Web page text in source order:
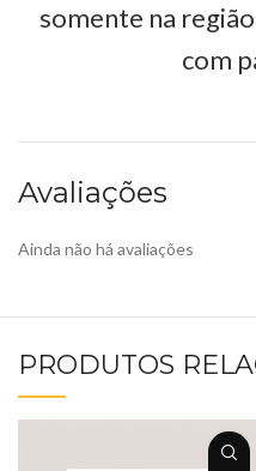
somente na
com
Avaliações
Ainda não há avaliações
PRODUTOS